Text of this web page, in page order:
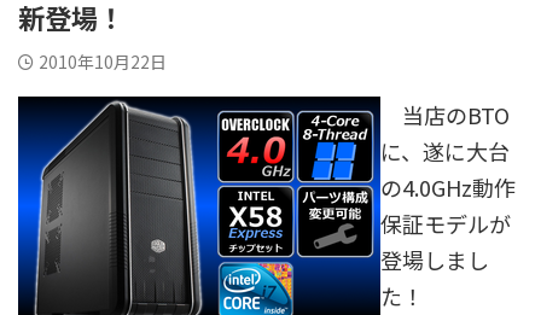
新登場！
2010年10月22日
当店のBTO
に、遂に大台
の4.0GHz動作
保証モデルが
登場しまし
た！